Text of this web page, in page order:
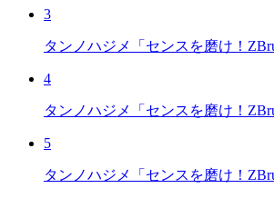
3
タンノハジメ「センスを磨け！
4
タンノハジメ「センスを磨け！
5
タンノハジメ「センスを磨け！